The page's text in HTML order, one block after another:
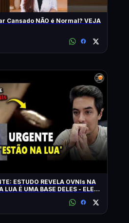
Cansado NÃO é Normal? VEJA
ESTUDO REVELA OVNIs NA
LUA É UMA BASE DELES - ELES